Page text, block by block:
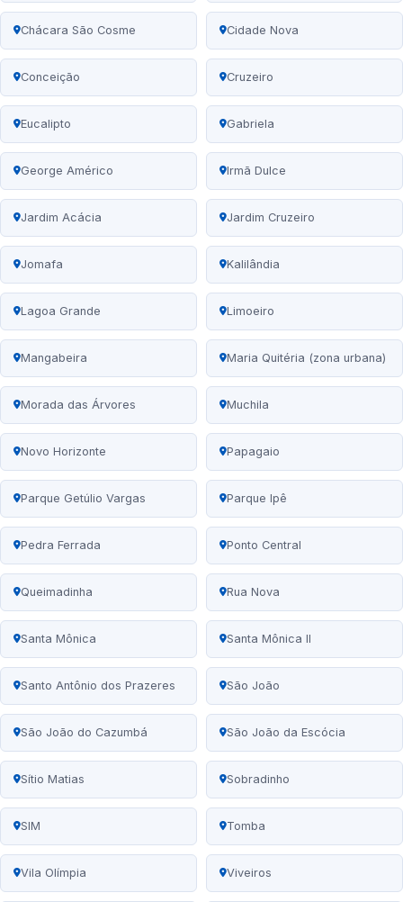
Chácara São Cosme Cidade Nova
Conceição Cruzeiro
Eucalipto Gabriela
George Américo Irmã Dulce
Jardim Acácia Jardim Cruzeiro
Jomafa Kalilândia
Lagoa Grande Limoeiro
Mangabeira Maria Quitéria (zona urbana)
Morada das Árvores Muchila
Novo Horizonte Papagaio
Parque Getúlio Vargas Parque Ipê
Pedra Ferrada Ponto Central
Queimadinha Rua Nova
Santa Mônica Santa Mônica II
Santo Antônio dos Prazeres São João
São João do Cazumbá São João da Escócia
Sítio Matias Sobradinho
SIM Tomba
Vila Olímpia Viveiros